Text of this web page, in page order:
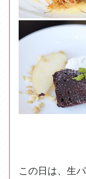
この日は、生